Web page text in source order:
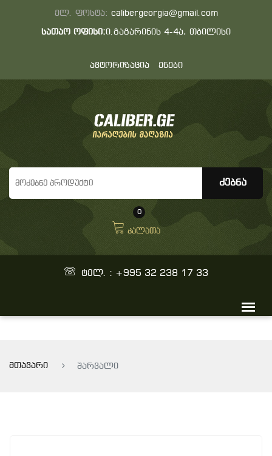
ელ. ფოსტა: calibergeorgia@gmail.com
სათაო ოფისი:ი.გაგარინის 4-4ა, თბილისი
ავტორიზაცია ენები
0
კალათა
ტელ. : +995 32 238 17 33
მთავარი შარვალი